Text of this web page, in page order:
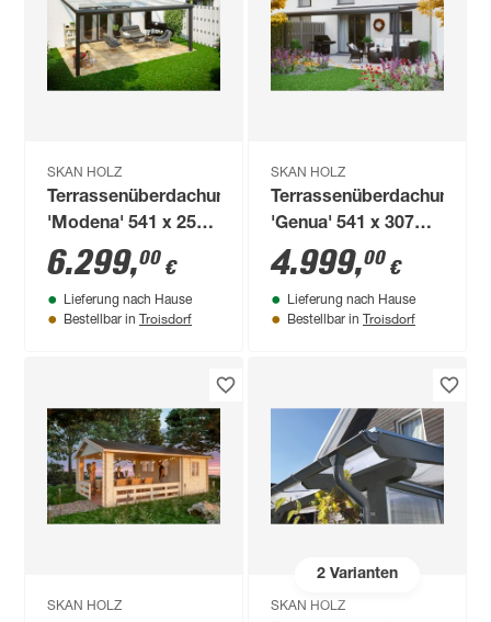
SKAN HOLZ
Terrassenüberdachung
'Modena' 541 x 257
cm Aluminium
Verbundsicherheitsglas
anthrazit
6.299,00 €
Lieferung nach Hause
Bestellbar in Troisdorf
SKAN HOLZ
Terrassenüberdachung
'Genua' 541 x 307
cm Aluminium
Doppelstegplatten
anthrazit
4.999,00 €
Lieferung nach Hause
Bestellbar in Troisdorf
SKAN HOLZ
2Varianten
SKAN HOLZ